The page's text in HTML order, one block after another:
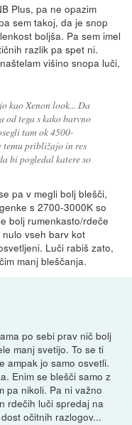
Plus, pa ne opazim
sem takoj, da je snop
boljša. Pa sem imel
razlik pa spet ni.
višino snopa luči,
kao Xenon look... Da
od tega s kako barvno
tam ok 4500-
temu približajo in res
bi pogledal katere so
pa v megli bolj blešči,
s 2700-3000K so
bolj rumenkasto/rdeče
vseh barv kot
Luči rabiš zato,
manj bleščanja.
po sebi prav nič bolj
manj svetijo. To se ti
ampak jo samo osvetli.
Enim se blešči samo z
pa nikoli. Pa ni važno
rdečih luči spredaj na
očitnih razlogov...